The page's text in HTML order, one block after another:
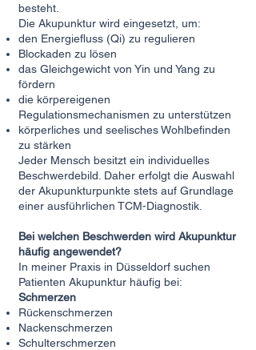
besteht.
Die Akupunktur wird eingesetzt, um:
den Energiefluss (Qi) zu regulieren
Blockaden zu lösen
das Gleichgewicht von Yin und Yang zu
fördern
die körpereigenen
Regulationsmechanismen zu unterstützen
körperliches und seelisches Wohlbefinden
zu stärken
Jeder Mensch besitzt ein individuelles
Beschwerdebild. Daher erfolgt die Auswahl
der Akupunkturpunkte stets auf Grundlage
einer ausführlichen TCM-Diagnostik.
Bei welchen Beschwerden wird Akupunktur
häufig angewendet?
In meiner Praxis in Düsseldorf suchen
Patienten Akupunktur häufig bei:
Schmerzen
Rückenschmerzen
Nackenschmerzen
Schulterschmerzen